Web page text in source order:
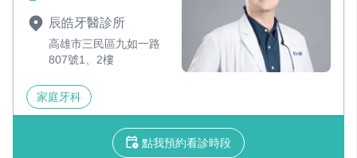
辰皓牙醫診所
高雄市三民區九如一路
807號1、2樓
家庭牙科
點我預約看診時段